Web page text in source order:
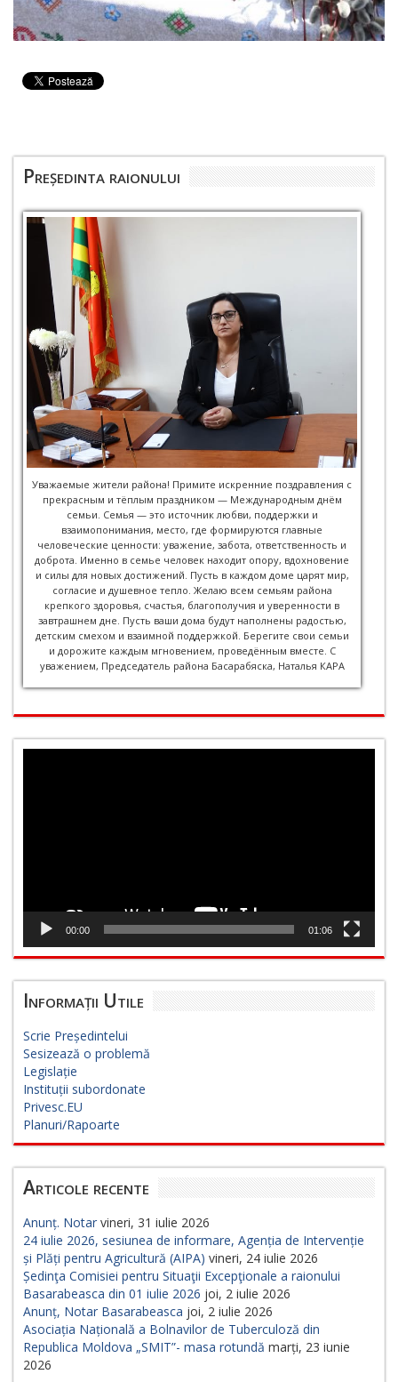
Președinta raionului
Уважаемые жители района! Примите искренние поздравления с
прекрасным и тёплым праздником — Международным днём
семьи. Семья — это источник любви, поддержки и
взаимопонимания, место, где формируются главные
человеческие ценности: уважение, забота, ответственность и
доброта. Именно в семье человек находит опору, вдохновение
и силы для новых достижений. Пусть в каждом доме царят мир,
согласие и душевное тепло. Желаю всем семьям района
крепкого здоровья, счастья, благополучия и уверенности в
завтрашнем дне. Пусть ваши дома будут наполнены радостью,
детским смехом и взаимной поддержкой. Берегите свои семьи
и дорожите каждым мгновением, проведённым вместе. С
уважением, Председатель района Басарабяска, Наталья КАРА
00:00 01:06
Informații Utile
Scrie Președintelui
Sesizează o problemă
Legislație
Instituții subordonate
Privesc.EU
Planuri/Rapoarte
Articole recente
Anunț. Notar vineri, 31 iulie 2026
24 iulie 2026, sesiunea de informare, Agenția de Intervenție
și Plăți pentru Agricultură (AIPA) vineri, 24 iulie 2026
Ședinţa Comisiei pentru Situaţii Excepţionale a raionului
Basarabeasca din 01 iulie 2026 joi, 2 iulie 2026
Anunț, Notar Basarabeasca joi, 2 iulie 2026
Asociația Națională a Bolnavilor de Tuberculoză din
Republica Moldova „SMIT”- masa rotundă marți, 23 iunie
2026